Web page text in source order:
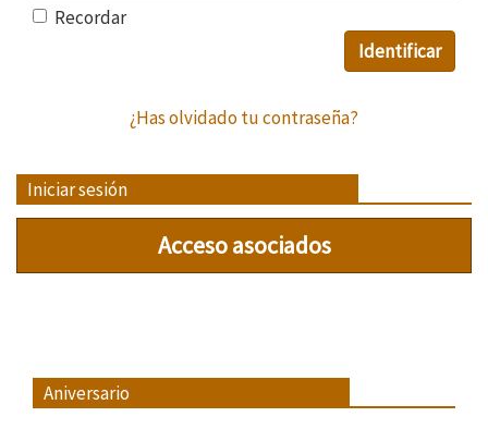
Recordar
Identificar
¿Has olvidado tu contraseña?
Iniciar sesión
Acceso asociados
Aniversario